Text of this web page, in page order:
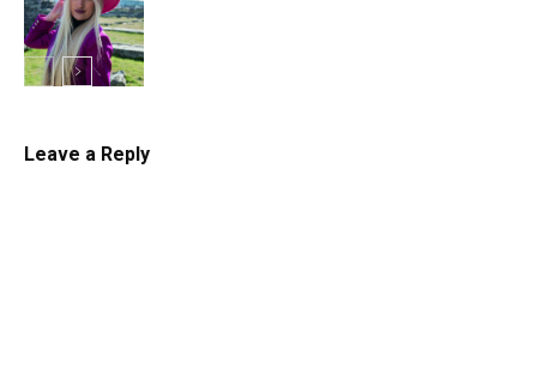
Leave a Reply